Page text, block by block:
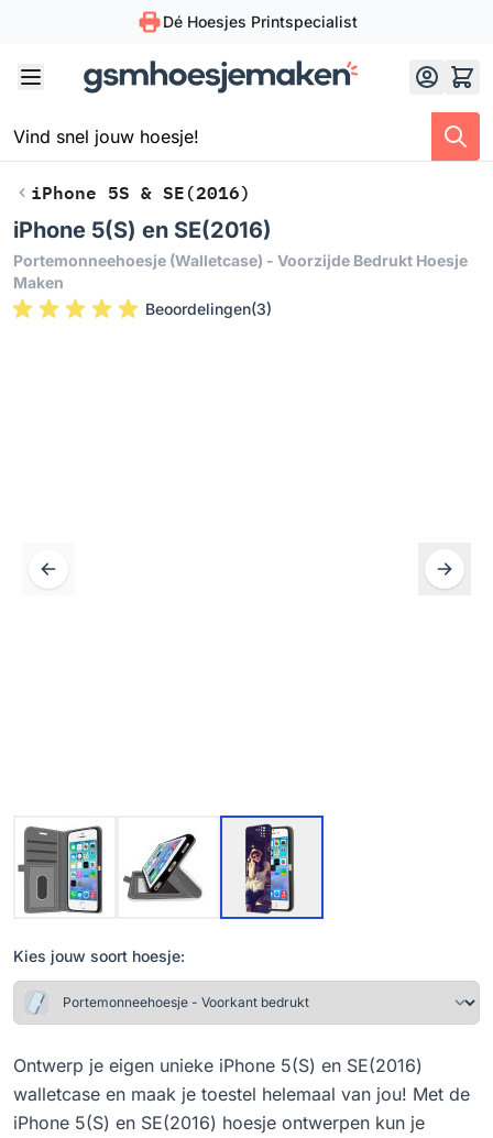
Dé Hoesjes Printspecialist
iPhone 5S & SE(2016)
iPhone 5(S) en SE(2016)
Portemonneehoesje (walletcase) - Voorzijde Bedrukt Hoesje
Maken
Beoordelingen(3)
Kies jouw soort hoesje:
Ontwerp je eigen unieke iPhone 5(S) en SE(2016)
walletcase en maak je toestel helemaal van jou! Met de
iPhone 5(S) en SE(2016) hoesje ontwerpen kun je